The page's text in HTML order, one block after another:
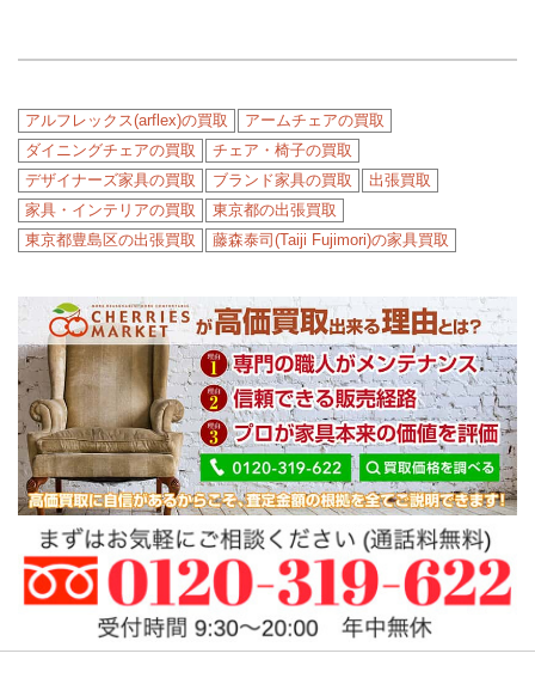
アルフレックス(arflex)の買取
アームチェアの買取
ダイニングチェアの買取
チェア・椅子の買取
デザイナーズ家具の買取
ブランド家具の買取
出張買取
家具・インテリアの買取
東京都の出張買取
東京都豊島区の出張買取
藤森泰司(Taiji Fujimori)の家具買取